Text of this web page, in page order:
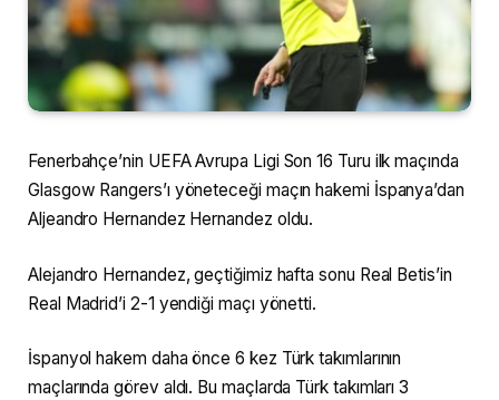
Fenerbahçe’nin UEFA Avrupa Ligi Son 16 Turu ilk maçında
Glasgow Rangers’ı yöneteceği maçın hakemi İspanya’dan
Aljeandro Hernandez Hernandez oldu.
Alejandro Hernandez, geçtiğimiz hafta sonu Real Betis’in
Real Madrid’i 2-1 yendiği maçı yönetti.
İspanyol hakem daha önce 6 kez Türk takımlarının
maçlarında görev aldı. Bu maçlarda Türk takımları 3